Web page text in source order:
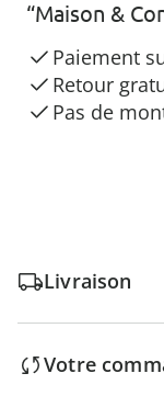
“Maison &
Paiement
Retour
Pas de
Livraison
Votre